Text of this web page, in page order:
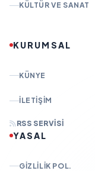
KÜLTÜR VE SANAT
KURUMSAL
KÜNYE
İLETIŞIM
RSS SERVISI
YASAL
GIZLILIK POL.